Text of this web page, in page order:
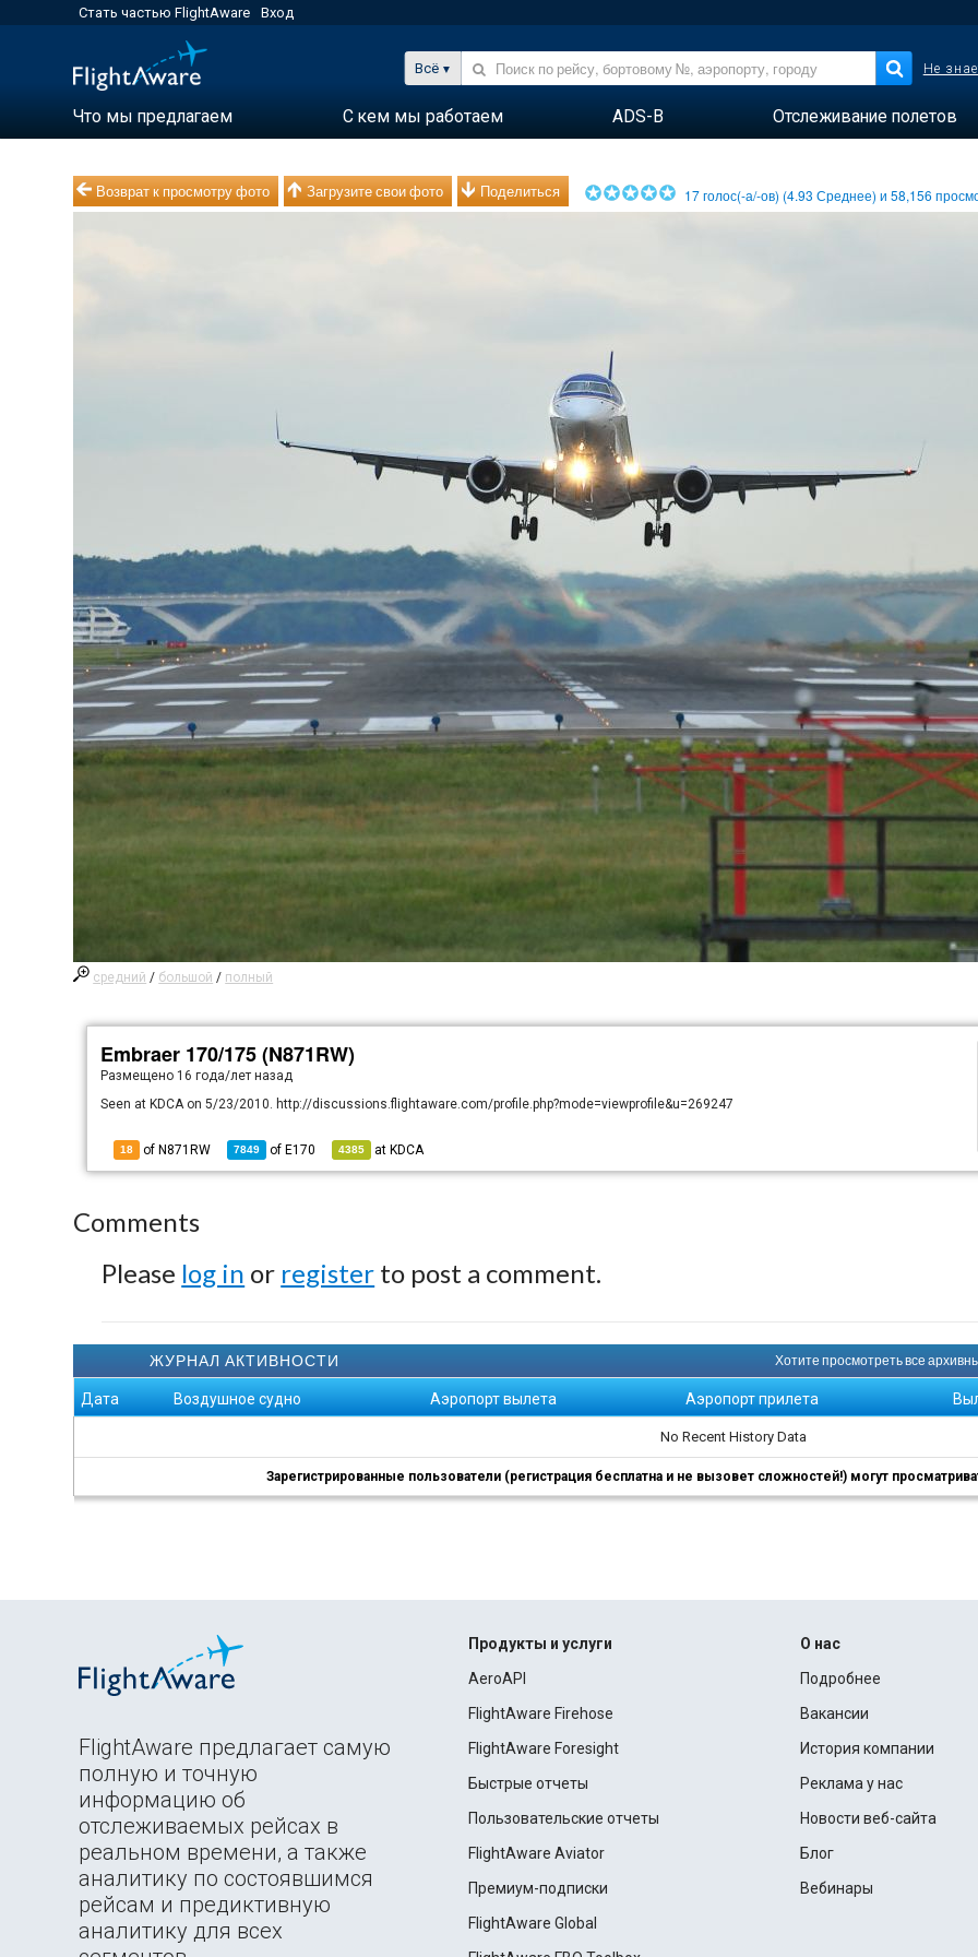
Стать частью FlightAware Вход
Всё Не
Что мы предлагаем С кем мы работаем ADS-B Отслеживание полетов
Возврат к просмотру фото Загрузите свои фото Поделиться 17голос(-а/-ов) (4.93 Среднее) и58,156
средний / большой / полный
Embraer 170/175 (N871RW)
Размещено 16 года/лет назад
Seen at KDCA on 5/23/2010. http://discussions.flightaware.com/profile.php?mode=viewprofile&u=269247
18 of N871RW 7849 of E170 4385 at KDCA
Comments
Please log in or register to post a comment.
ЖУРНАЛ АКТИВНОСТИ Хотите просмотреть все
Дата Воздушное судно Аэропорт вылета Аэропорт прилета
No Recent History Data
Зарегистрированные пользователи (регистрация бесплатна и не вызовет сложностей!) могут
FlightAware предлагает самую
полную и точную
информацию об
отслеживаемых рейсах в
реальном времени, а также
аналитику по состоявшимся
рейсам и предиктивную
аналитику для всех
Продукты и услуги
AeroAPI
FlightAware Firehose
FlightAware Foresight
Быстрые отчеты
Пользовательские отчеты
FlightAware Aviator
Премиум-подписки
FlightAware Global
О нас
Подробнее
Вакансии
История компании
Реклама у нас
Новости веб-сайта
Блог
Вебинары